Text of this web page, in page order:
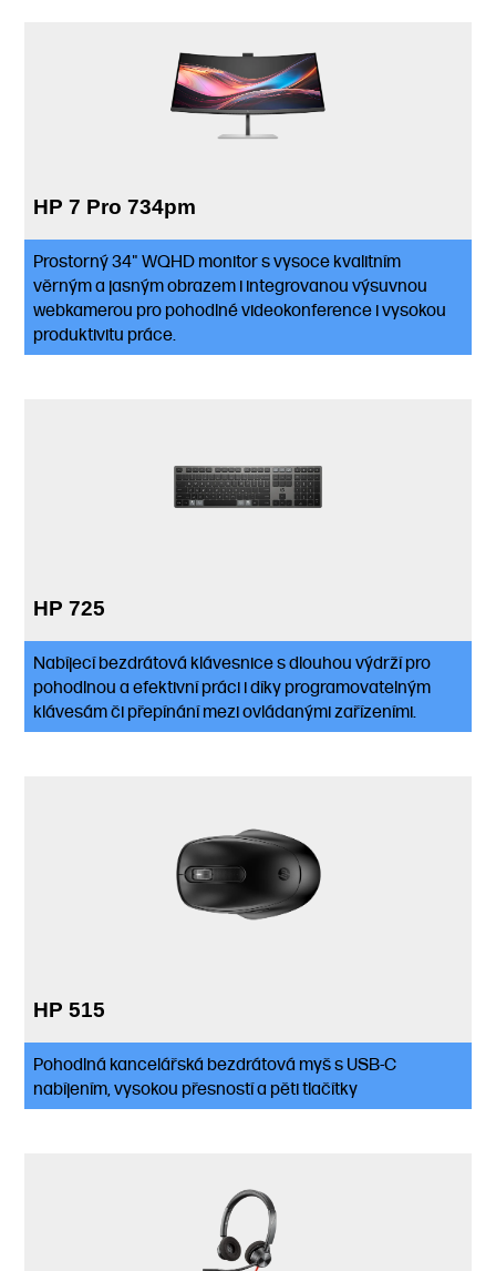
HP 7 Pro 734pm
Prostorný 34" WQHD monitor s vysoce kvalitním
věrným a jasným obrazem i integrovanou výsuvnou
webkamerou pro pohodlné videokonference i vysokou
produktivitu práce.
HP 725
Nabíjecí bezdrátová klávesnice s dlouhou výdrží pro
pohodlnou a efektivní práci i díky programovatelným
klávesám či přepínání mezi ovládanými zařízeními.
HP 515
Pohodlná kancelářská bezdrátová myš s USB-C
nabíjením, vysokou přesností a pěti tlačítky